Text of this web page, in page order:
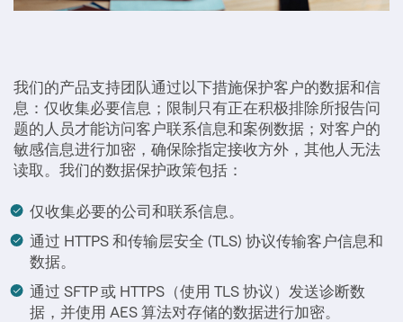
我们的产品支持团队通过以下措施保护客户的数据和信
息：仅收集必要信息；限制只有正在积极排除所报告问
题的人员才能访问客户联系信息和案例数据；对客户的
敏感信息进行加密，确保除指定接收方外，其他人无法
读取。我们的数据保护政策包括：
仅收集必要的公司和联系信息。
通过 HTTPS 和传输层安全 (TLS) 协议传输客户信息和
数据。
通过 SFTP 或 HTTPS（使用 TLS 协议）发送诊断数
据，并使用 AES 算法对存储的数据进行加密。